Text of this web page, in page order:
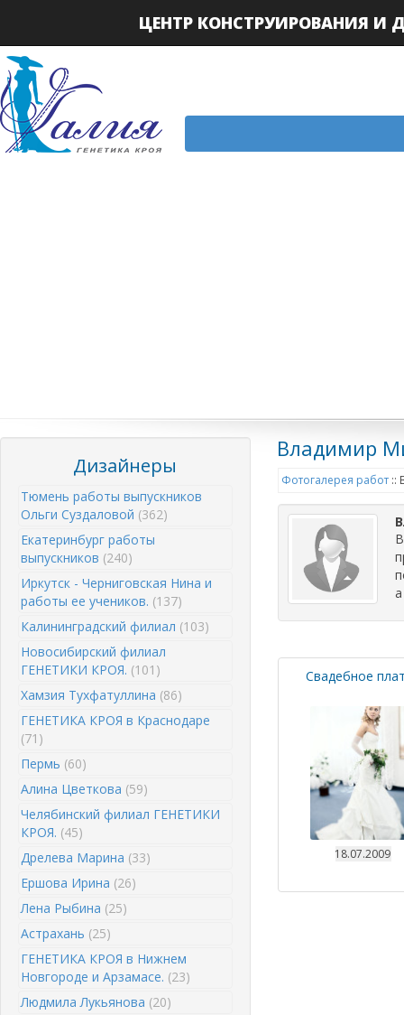
ЦЕНТР КОНСТРУИРОВАНИЯ
Дизайнеры
Тюмень работы выпускников
Ольги Суздаловой (362)
Екатеринбург работы
выпускников (240)
Иркутск - Черниговская Нина и
работы ее учеников. (137)
Калининградский филиал (103)
Новосибирский филиал
ГЕНЕТИКИ КРОЯ. (101)
Хамзия Тухфатуллина (86)
ГЕНЕТИКА КРОЯ в Краснодаре
(71)
Пермь (60)
Алина Цветкова (59)
Челябинский филиал ГЕНЕТИКИ
КРОЯ. (45)
Дрелева Марина (33)
Ершова Ирина (26)
Лена Рыбина (25)
Астрахань (25)
ГЕНЕТИКА КРОЯ в Нижнем
Новгороде и Арзамасе. (23)
Людмила Лукьянова (20)
Владимир
Фотогалерея работ ::
Свадебное
18.07.2009